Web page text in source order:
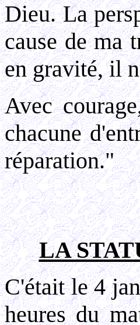
Dieu. La
cause de ma
en gravité, il
Avec
chacune
réparation."
LA
C'était le 4
heures du